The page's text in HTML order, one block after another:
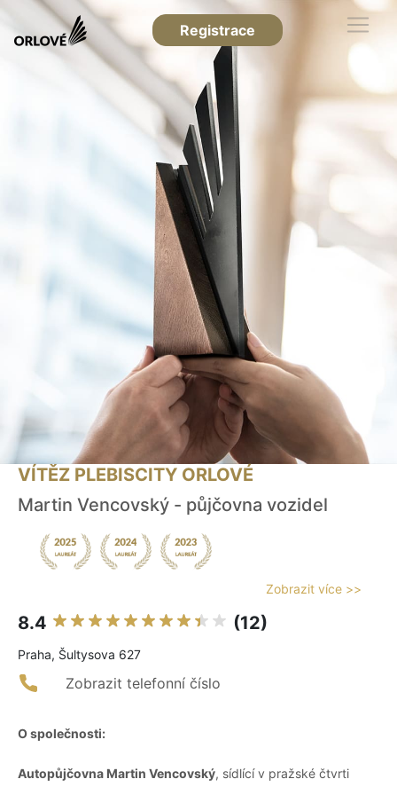
Registrace
VÍTĚZ PLEBISCITY ORLOVÉ
Martin Vencovský - půjčovna vozidel
Zobrazit více >>
8.4 (12)
Praha, Šultysova 627
Zobrazit telefonní číslo
O společnosti:
Autopůjčovna Martin Vencovský, sídlící v pražské čtvrti